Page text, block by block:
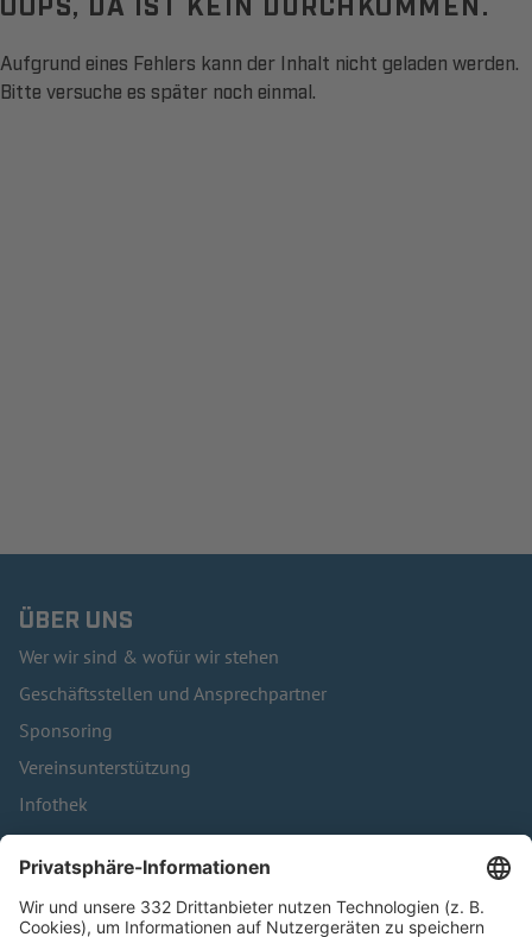
Aufgrund eines Fehlers kann der Inhalt nicht geladen werden.
Bitte versuche es später noch einmal.
ÜBER UNS
Wer wir sind & wofür wir stehen
Geschäftsstellen und Ansprechpartner
Sponsoring
Vereinsunterstützung
Infothek
Kontakt
HÄUFIG BESUCHTE SEITEN